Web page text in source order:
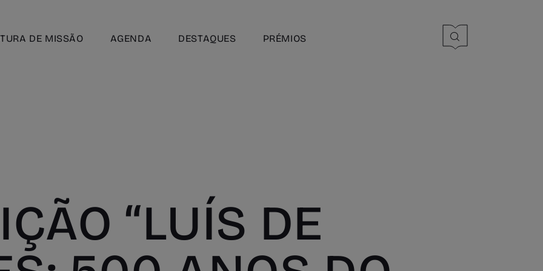
DE MISSÃO AGENDA DESTAQUES PRÉMIOS
“LUÍS DE